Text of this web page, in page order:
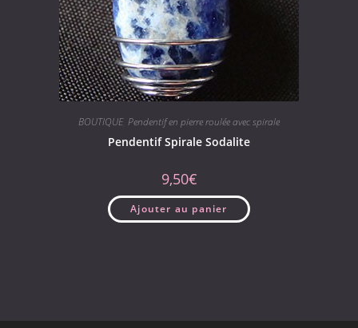
BOUTIQUE, Pendentif en pierre roulée avec spirale
Pendentif Spirale Sodalite
9,50€
Ajouter au panier